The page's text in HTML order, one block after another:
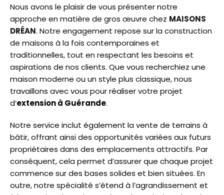
Nous avons le plaisir de vous présenter notre
approche en matière de gros œuvre chez MAISONS
DRÉAN. Notre engagement repose sur la construction
de maisons à la fois contemporaines et
traditionnelles, tout en respectant les besoins et
aspirations de nos clients. Que vous recherchiez une
maison moderne ou un style plus classique, nous
travaillons avec vous pour réaliser votre projet
d’extension à Guérande.
Notre service inclut également la vente de terrains à
bâtir, offrant ainsi des opportunités variées aux futurs
propriétaires dans des emplacements attractifs. Par
conséquent, cela permet d’assurer que chaque projet
commence sur des bases solides et bien situées. En
outre, notre spécialité s’étend à l’agrandissement et